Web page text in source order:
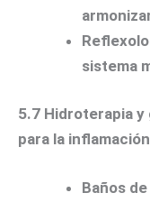
sistema
5.7 Hidroterapia
para la inflamación
Baños